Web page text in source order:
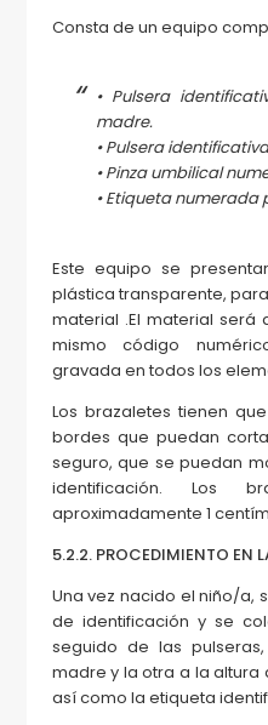
Consta de un equipo
• Pulsera
madre.
• Pulsera
• Pinza umbilical
• Etiqueta
Este equipo se
plástica transparente,
material .El material
mismo código
gravada en todos los
Los brazaletes tienen
bordes que puedan
seguro, que se puedan
identificación. Los
aproximadamente 1
5.2.2. PROCEDIMIENTO EN
Una vez nacido el niño/a,
de identificación y se
seguido de las
madre y la otra a la altura
así como la etiqueta